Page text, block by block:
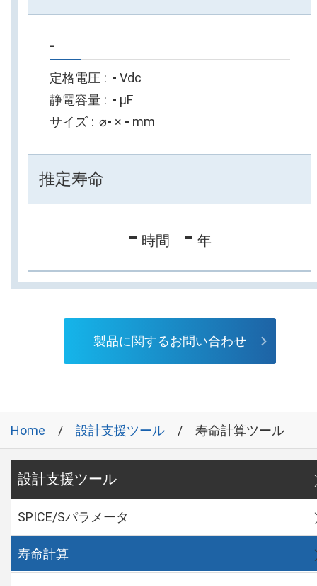
-
定格電圧 - Vdc
静電容量
- µF
サイズ
⌀- × - mm
推定寿命
- 時間 - 年
製品に関するお問い合わせ
Home 設計支援ツール 寿命計算ツール
設計支援ツール
SPICE/Sパラメータ
寿命計算